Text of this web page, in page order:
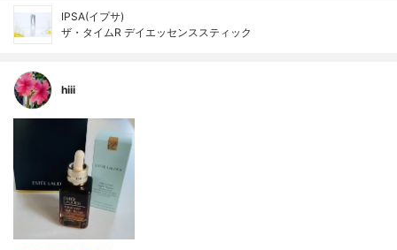
IPSA(イプサ)
ザ・タイムR デイエッセンススティック
hiii